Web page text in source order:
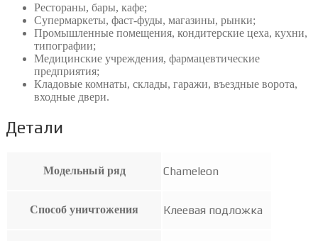
Рестораны, бары, кафе;
Супермаркеты, фаст-фуды, магазины, рынки;
Промышленные помещения, кондитерские цеха, кухни,
типографии;
Медицинские учреждения, фармацевтические
предприятия;
Кладовые комнаты, склады, гаражи, въездные ворота,
входные двери.
Детали
Модельный ряд Chameleon
Способ уничтожения Клеевая подложка